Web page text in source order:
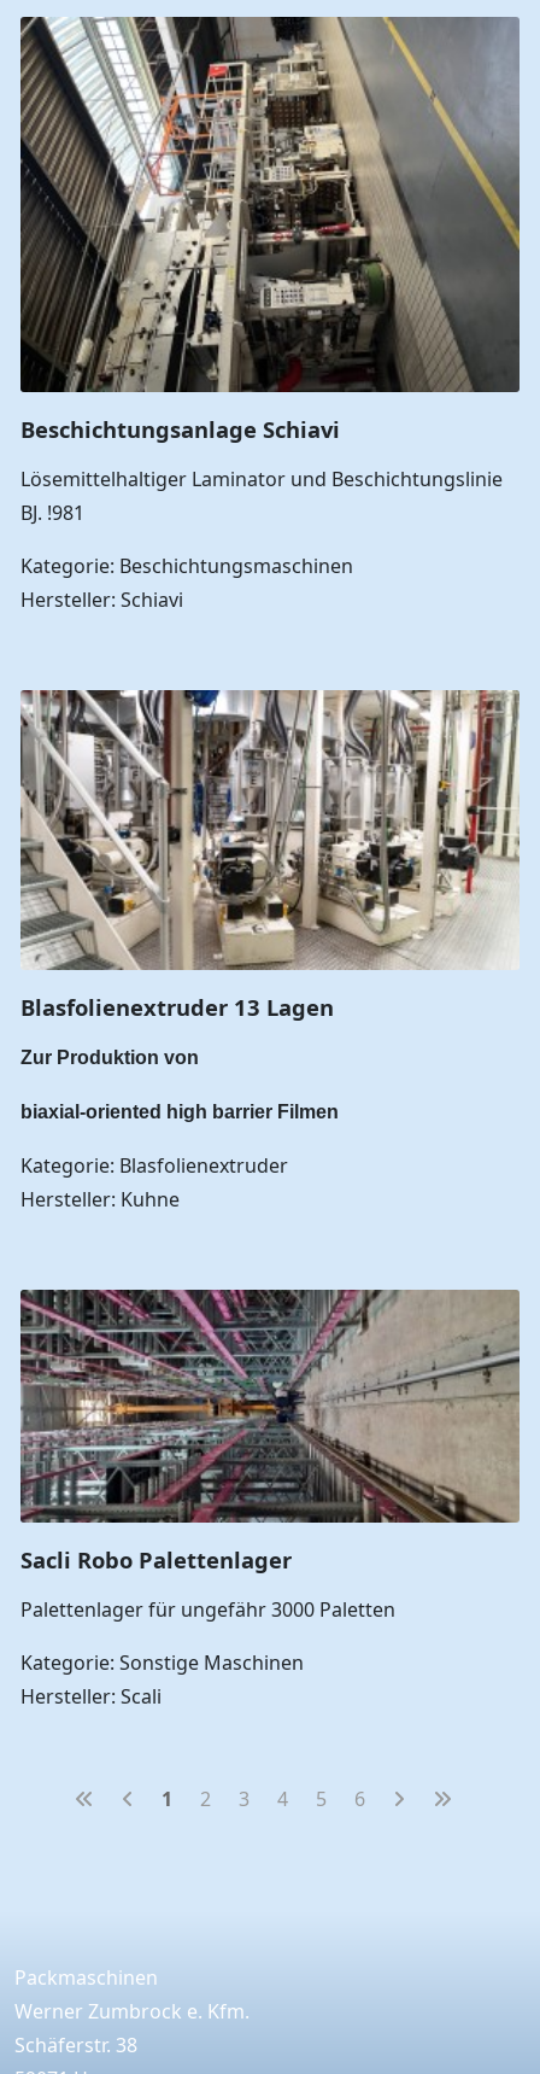
Beschichtungsanlage Schiavi
Lösemittelhaltiger Laminator und Beschichtungslinie
BJ. !981
Kategorie: Beschichtungsmaschinen
Hersteller: Schiavi
Blasfolienextruder 13 Lagen
Zur Produktion von
biaxial-oriented high barrier Filmen
Kategorie: Blasfolienextruder
Hersteller: Kuhne
Sacli Robo Palettenlager
Palettenlager für ungefähr 3000 Paletten
Kategorie: Sonstige Maschinen
Hersteller: Scali
1 2 3 4 5 6
Packmaschinen
Werner Zumbrock e. Kfm.
Schäferstr. 38